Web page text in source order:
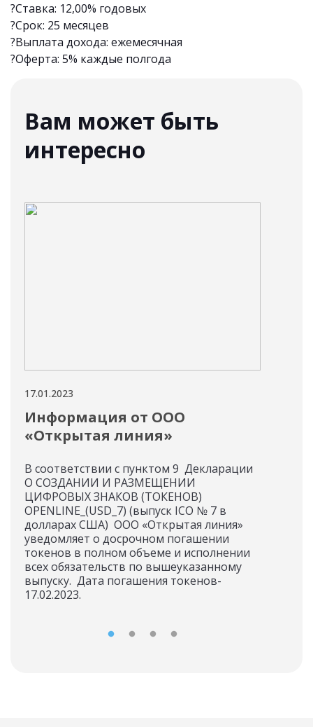
?Ставка: 12,00% годовых
?Срок: 25 месяцев
?Выплата дохода: ежемесячная
?Оферта: 5% каждые полгода
Вам может быть
интересно
17.01.2023
Информация от ООО
«Открытая линия»
В соответствии с пунктом 9 Декларации
О СОЗДАНИИ И РАЗМЕЩЕНИИ
ЦИФРОВЫХ ЗНАКОВ (ТОКЕНОВ)
OPENLINE_(USD_7) (выпуск ICO № 7 в
долларах США) ООО «Открытая линия»
уведомляет о досрочном погашении
токенов в полном объеме и исполнении
всех обязательств по вышеуказанному
выпуску. Дата погашения токенов-
17.02.2023.